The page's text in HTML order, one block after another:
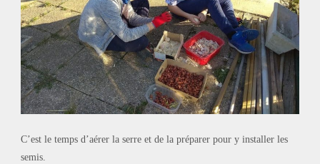
C’est le temps d’aérer la serre et de la préparer pour y installer les
semis.